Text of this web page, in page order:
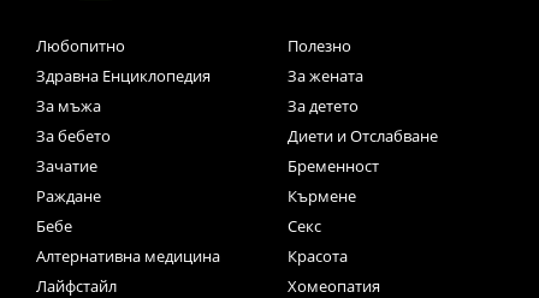
Любопитно
Полезно
Здравна Енциклопедия
За жената
За мъжа
За детето
За бебето
Диети и Отслабване
Зачатие
Бременност
Раждане
Кърмене
Бебе
Секс
Алтернативна медицина
Красота
Лайфстайл
Хомеопатия